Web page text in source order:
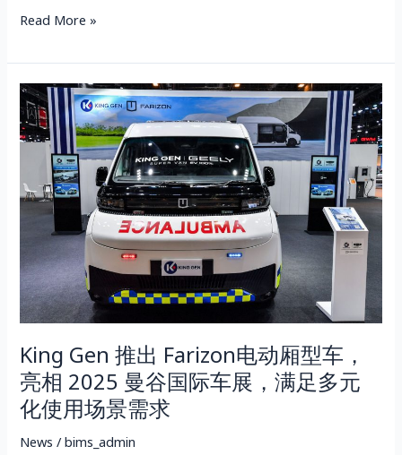
Read More »
King Gen 推出 Farizon电动厢型车，
亮相 2025 曼谷国际车展，满足多元
化使用场景需求
News /bims_admin
King
Gen
推
Farizon
电
型
车，
亮
相
2025
曼
谷
国
际